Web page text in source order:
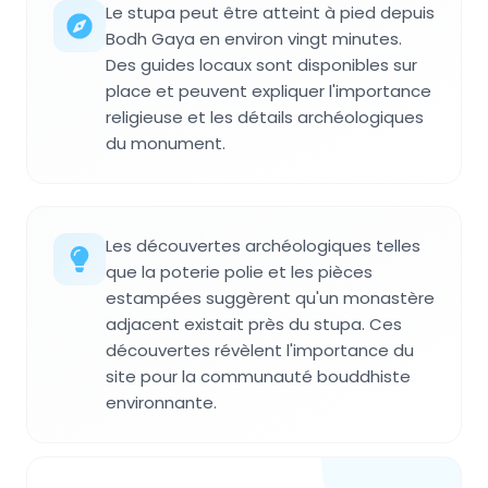
Le stupa peut être atteint à pied depuis
Bodh Gaya en environ vingt minutes.
Des guides locaux sont disponibles sur
place et peuvent expliquer l'importance
religieuse et les détails archéologiques
du monument.
Les découvertes archéologiques telles
que la poterie polie et les pièces
estampées suggèrent qu'un monastère
adjacent existait près du stupa. Ces
découvertes révèlent l'importance du
site pour la communauté bouddhiste
environnante.